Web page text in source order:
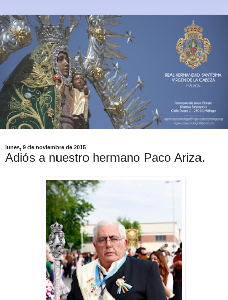
lunes, 9 de noviembre de 2015
Adiós a nuestro hermano Paco Ariza.